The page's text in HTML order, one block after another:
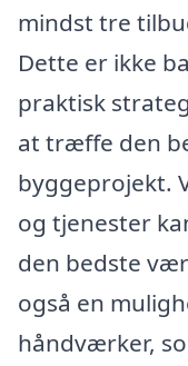
mindst tre
Dette er ikke
praktisk
at træffe den
byggeprojekt.
og tjenester
den bedste
også en
håndværker,